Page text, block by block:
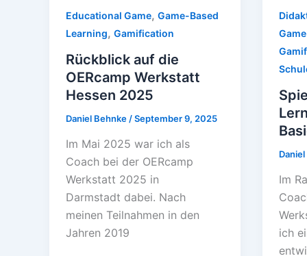
Educational Game, Game-Based
Learning, Gamification
Rückblick auf die
OERcamp Werkstatt
Hessen 2025
Daniel Behnke /September 9, 2025
Im Mai 2025 war ich als
Coach bei der OERcamp
Werkstatt 2025 in
Darmstadt dabei. Nach
meinen Teilnahmen in den
Jahren 2019
Im
ich